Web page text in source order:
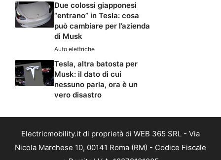
Due colossi giapponesi
“entrano” in Tesla: cosa
può cambiare per l’azienda
di Musk
Auto elettriche
Tesla, altra batosta per
Musk: il dato di cui
nessuno parla, ora è un
vero disastro
Electricmobility.it di proprietà di WEB 365 SRL - Via
Nicola Marchese 10, 00141 Roma (RM) - Codice Fiscale